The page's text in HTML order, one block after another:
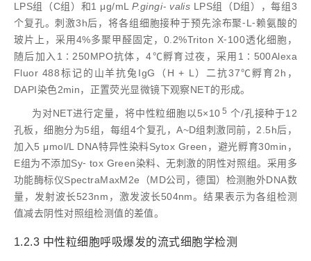
LPS组（C组）和1 μg/mLP.gingi⁃ valis LPS组（D组），每组3
个复孔。刺激3h后，将各组细胞接种于预先涂布聚⁃L⁃赖氨酸的
玻片上，采用4%多聚甲醛固定，0.2%Triton X⁃100透化细胞，
随后加入1∶250MPO抗体，4℃孵育过夜，采用1∶500Alexa
Fluor 488标记的山羊抗兔IgG（H + L）二抗37℃孵育2h，
DAPI染色2min，正置荧光显微镜下观察NET的形成。
为对NET进行定量，将中性粒细胞以5×10 5 个/孔接种于12
孔板，细胞分为5组，每组4个复孔，A~D组刺激同前，2.5h后，
加入5 μmol/L DNA特异性染料Sytox Green，避光孵育30min，
E组为不添加Sy⁃ tox Green染料、无刺激的阴性对照组。采用多
功能酶标仪SpectraMaxM2e（MD公司，德国）检测胞外DNA数
量，发射波长523nm，激发波长504nm。结果表示为各组检测
值减去阴性对照组检测值的差值。
1.2.3 中性粒细胞呼吸爆发的流式细胞学检测